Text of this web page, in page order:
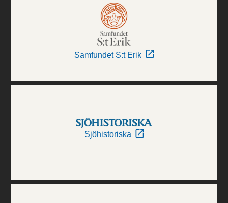
Samfundet S:t Erik
Sjöhistoriska